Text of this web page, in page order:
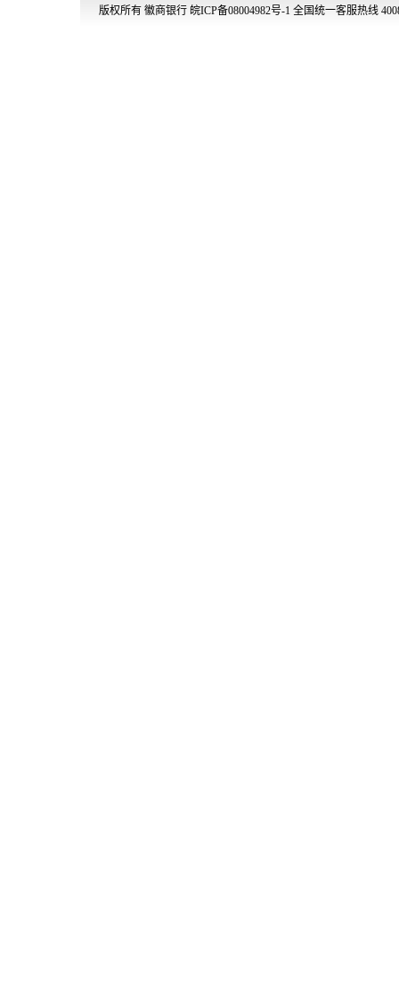
版权所有 徽商银行 皖ICP备08004982号-1 全国统一客服热线